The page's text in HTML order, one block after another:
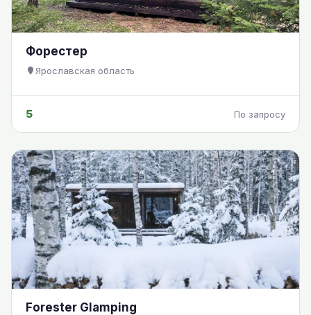
Форестер
Ярославская область
5 По запросу
Forester Glamping